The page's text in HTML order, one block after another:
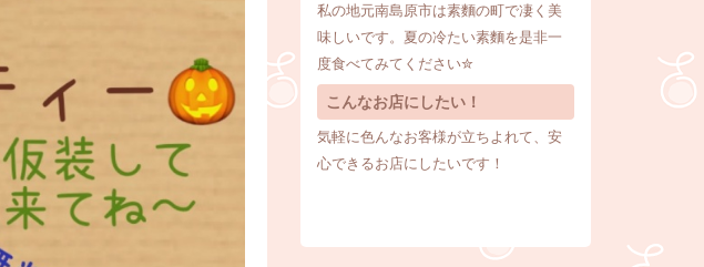
私の地元南島原市は素麵の町で凄く美
味しいです。夏の冷たい素麵を是非一
度食べてみてください✮
こんなお店にしたい！
気軽に色んなお客様が立ちよれて、安
心できるお店にしたいです！